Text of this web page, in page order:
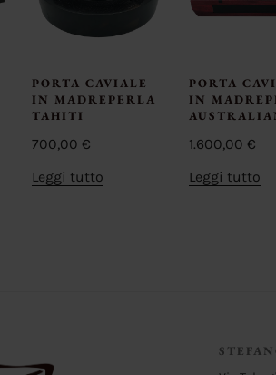
PORTA CAVIALE
IN MADREPERLA
TAHITI
700,00 €
Leggi tutto
PORTA
IN
1.600,00 €
Leggi tutto